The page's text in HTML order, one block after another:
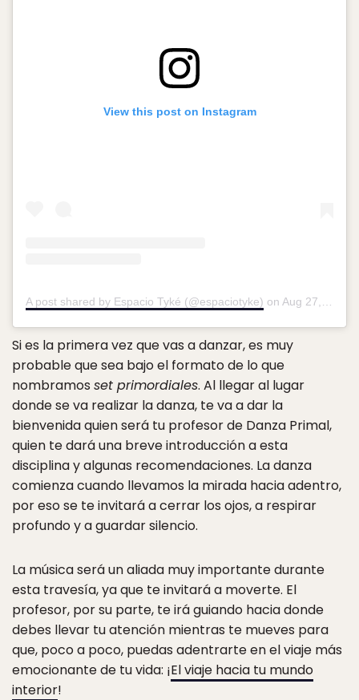
View this post on Instagram
A post shared by Espacio Tyké (@espaciotyke) on Aug 27, 2018 at 5:56pm PDT
Si es la primera vez que vas a danzar, es muy
probable que sea bajo el formato de lo que
nombramos set primordiales. Al llegar al lugar
donde se va realizar la danza, te va a dar la
bienvenida quien será tu profesor de Danza Primal,
quien te dará una breve introducción a esta
disciplina y algunas recomendaciones. La danza
comienza cuando llevamos la mirada hacia adentro,
por eso se te invitará a cerrar los ojos, a respirar
profundo y a guardar silencio.
La música será un aliada muy importante durante
esta travesía, ya que te invitará a moverte. El
profesor, por su parte, te irá guiando hacia donde
debes llevar tu atención mientras te mueves para
que, poco a poco, puedas adentrarte en el viaje más
emocionante de tu vida: ¡El viaje hacia tu mundo
interior!